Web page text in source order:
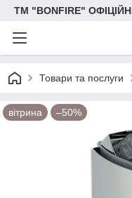
ТМ "BONFIRE"
Товари та послуги
вітрина –50%